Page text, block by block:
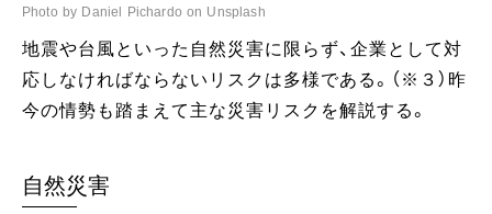
Photo by Daniel Pichardo on Unsplash
地震や台風といった自然災害に限らず、企業として対
応しなければならないリスクは多様である。（※３）昨
今の情勢も踏まえて主な災害リスクを解説する。
自然災害